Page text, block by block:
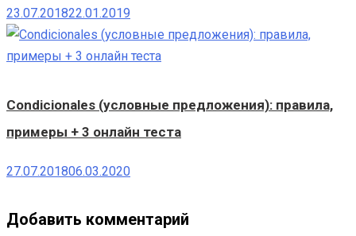
23.07.201822.01.2019
Condicionales (условные предложения): правила,
примеры + 3 онлайн теста
27.07.201806.03.2020
Добавить комментарий